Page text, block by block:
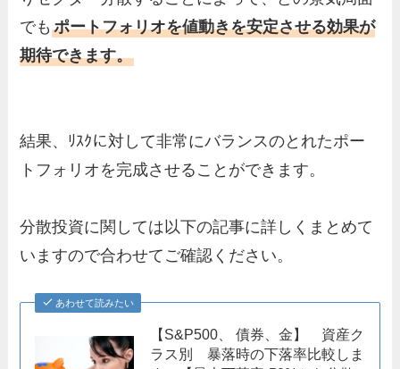
でもポートフォリオを値動きを安定させる効果が
期待できます。
結果、ﾘｽｸに対して非常にバランスのとれたポー
トフォリオを完成させることができます。
分散投資に関しては以下の記事に詳しくまとめて
いますので合わせてご確認ください。
あわせて読みたい
【S&P500、 債券、金】 資産ク
ラス別 暴落時の下落率比較しま